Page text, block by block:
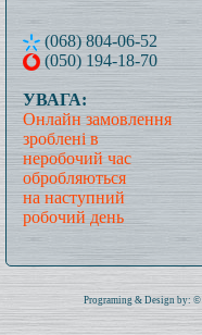
(068) 804-06-52
(050) 194-18-70
УВАГА:
Онлайн замовлення
зроблені в
неробочий час
обробляються
на наступний
робочий день
Programing & Design by: ©